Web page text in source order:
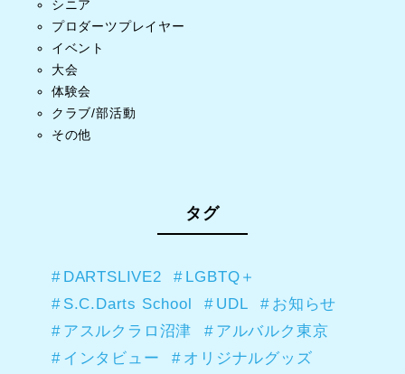
シニア
プロダーツプレイヤー
イベント
大会
体験会
クラブ/部活動
その他
タグ
DARTSLIVE2
LGBTQ＋
S.C.Darts School
UDL
お知らせ
アスルクラロ沼津
アルバルク東京
インタビュー
オリジナルグッズ